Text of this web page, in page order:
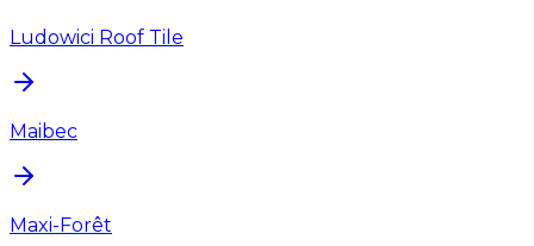
Ludowici Roof Tile
Maibec
Maxi-Forêt